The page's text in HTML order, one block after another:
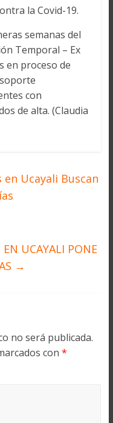
la Covid-19.
semanas del
Temporal – Ex
en proceso de
con
de alta. (Claudia
Ucayali Buscan
UCAYALI PONE
→
no será publicada.
con *